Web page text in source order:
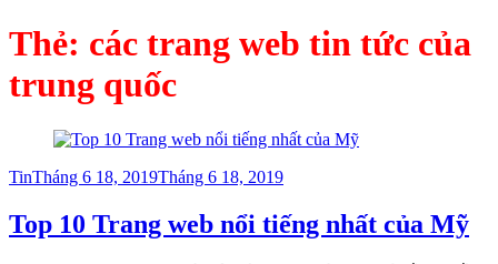
Thẻ: các trang web tin tức của
trung quốc
TinPosted
Tháng 6 18, 2019Tháng 6 18, 2019
Top 10 Trang web nổi tiếng nhất của Mỹ